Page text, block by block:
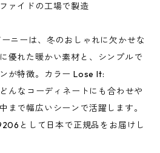
ァイドの工場で製造
ニーは、冬のおしゃれに欠かせな
優れた暖かい素材と、シンプルで
が特徴。カラー Lose It:
んなコーディネートにも合わせや
まで幅広いシーンで活躍します。
として日本で正規品をお届けし